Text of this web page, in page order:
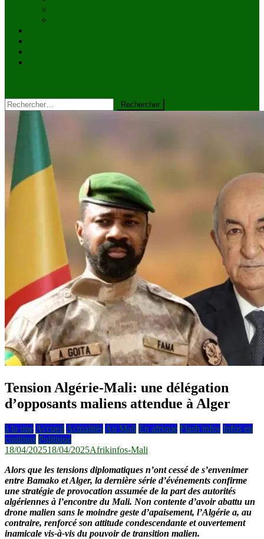
Rechercher :
Tension Algérie-Mali: une délégation
d’opposants maliens attendue à Alger
à la une Accueil Actualités Au Mali En afrique Flash infos Infos en
continus Politique
18/04/202518/04/2025Afrikinfos-Mali
Alors que les tensions diplomatiques n’ont cessé de s’envenimer
entre Bamako et Alger, la dernière série d’événements confirme
une stratégie de provocation assumée de la part des autorités
algériennes à l’encontre du Mali. Non contente d’avoir abattu un
drone malien sans le moindre geste d’apaisement, l’Algérie a, au
contraire, renforcé son attitude condescendante et ouvertement
inamicale vis-à-vis du pouvoir de transition malien.